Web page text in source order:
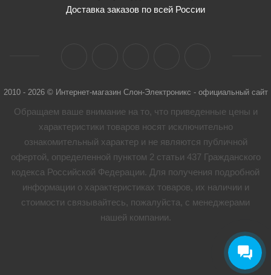
Доставка заказов по всей России
2010 - 2026 © Интернет-магазин Слон-Электроникс - официальный сайт
Обращаем ваше внимание на то, что приведенные цены и
характеристики товaров носят исключительно
ознакомительный характер и не являются публичной
офертой, определенной пунктом 2 статьи 437 Гражданского
кодекса Российской Федерации. Для получения подробной
информации о характеристиках товaров, их наличии и
стоимости связывайтесь, пожалуйста, с менеджерами
нашей компании.